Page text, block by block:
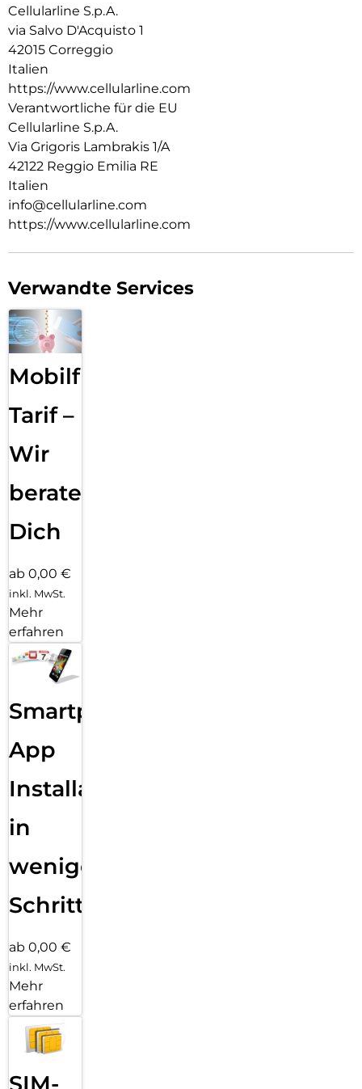
Cellularline S.p.A.
via Salvo D'Acquisto 1
42015 Correggio
Italien
https://www.cellularline.com
Verantwortliche für die EU
Cellularline S.p.A.
Via Grigoris Lambrakis 1/A
42122 Reggio Emilia RE
Italien
info@cellularline.com
https://www.cellularline.com
Verwandte Services
Mobilfunk
Tarif –
Wir
beraten
Dich
ab 0,00 €
inkl. MwSt.
Mehr
erfahren
Smartphone
App
Installation
in
wenigen
Schritten
ab 0,00 €
inkl. MwSt.
Mehr
erfahren